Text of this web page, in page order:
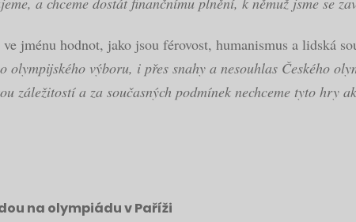
jménu hodnot, jako jsou férovost, humanismus a lidská
výboru, i přes snahy a nesouhlas Českého
a za současných podmínek nechceme tyto hry
na olympiádu v Paříži